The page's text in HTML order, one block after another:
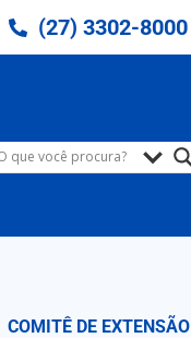
(27) 3302-8000
COMITÊ DE EXTENSÃO